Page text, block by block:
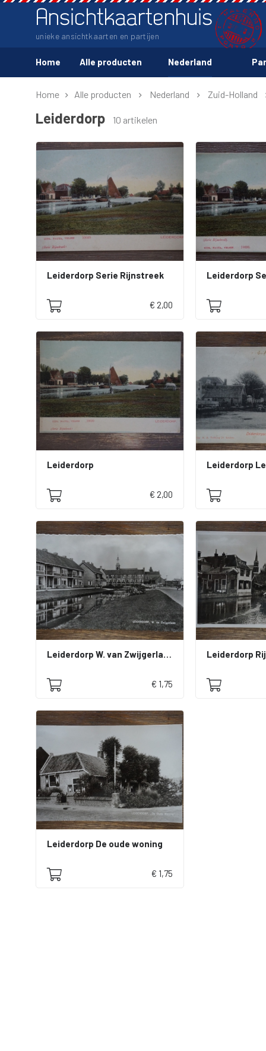
Ansichtkaartenhuis
unieke ansichtkaarten en partijen
Home Alle producten Nederland
Home Alle producten Nederland Zuid-Holland
Leiderdorp 10 artikelen
Leiderdorp Serie Rijnstreek
€ 2,00
Leiderdorp
Leiderdorp
€ 2,00
Leiderdorp W. van Zwijgerlaan
€ 1,75
Leiderdorp
Leiderdorp De oude woning
€ 1,75